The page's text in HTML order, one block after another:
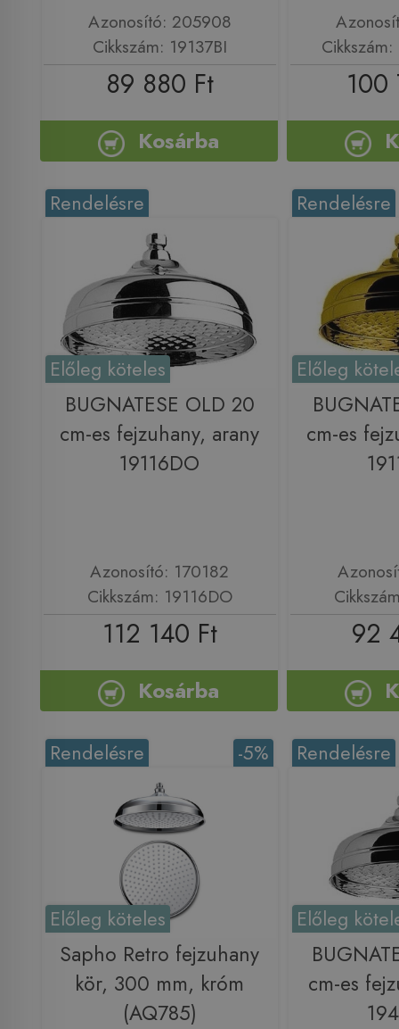
Azonosító: 205908
Cikkszám: 19137BI
89 880 Ft
Kosárba
100
Rendelésre
Előleg köteles
BUGNATESE OLD 20
cm-es fejzuhany, arany
19116DO
Azonosító: 170182
Cikkszám: 19116DO
112 140 Ft
Kosárba
Rendelésre
Előleg
cm-es
92
-5%
Rendelésre
Előleg köteles
Sapho Retro fejzuhany
kör, 300 mm, króm
(AQ785)
Rendelésre
Előleg
cm-es